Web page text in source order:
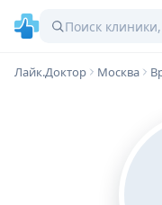
Лайк.Доктор Москва